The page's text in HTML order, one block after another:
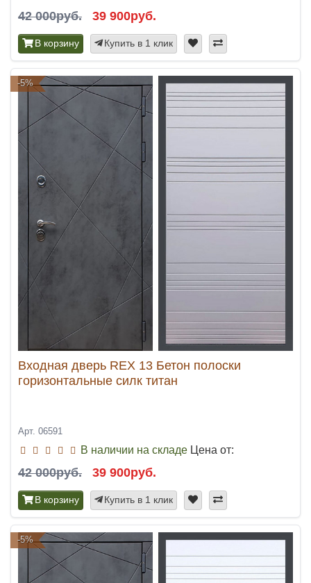
42 000руб. 39 900руб.
В корзину Купить в 1 клик
-5%
Входная дверь REX 13 Бетон полоски
горизонтальные силк титан
Арт. 06591
В наличии на складе Цена от:
42 000руб. 39 900руб.
В корзину Купить в 1 клик
-5%